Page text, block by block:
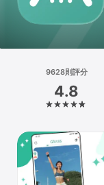
App
iPhone
iPad
Mac
Vision
9628則評分
4.8